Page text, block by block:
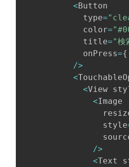
<Button
            type
=
            color
=
            title
="検
            onPress
={
/>
<
<View
<Image
                style
/>
<Text